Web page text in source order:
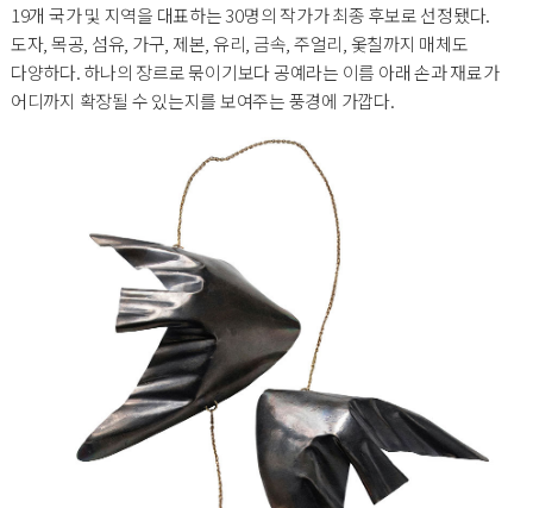
19개 국가 및 지역을 대표하는 30명의 작가가 최종 후보로 선정됐다.
도자, 목공, 섬유, 가구, 제본, 유리, 금속, 주얼리, 옻칠까지 매체도
다양하다. 하나의 장르로 묶이기보다 공예라는 이름 아래 손과 재료가
어디까지 확장될 수 있는지를 보여주는 풍경에 가깝다.